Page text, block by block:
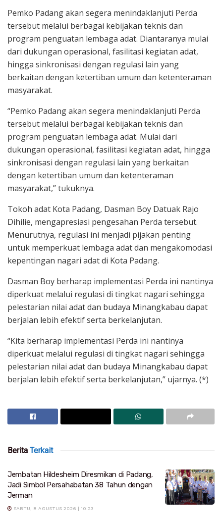
Pemko Padang akan segera menindaklanjuti Perda
tersebut melalui berbagai kebijakan teknis dan
program penguatan lembaga adat. Diantaranya mulai
dari dukungan operasional, fasilitasi kegiatan adat,
hingga sinkronisasi dengan regulasi lain yang
berkaitan dengan ketertiban umum dan ketenteraman
masyarakat.
“Pemko Padang akan segera menindaklanjuti Perda
tersebut melalui berbagai kebijakan teknis dan
program penguatan lembaga adat. Mulai dari
dukungan operasional, fasilitasi kegiatan adat, hingga
sinkronisasi dengan regulasi lain yang berkaitan
dengan ketertiban umum dan ketenteraman
masyarakat,” tukuknya.
Tokoh adat Kota Padang, Dasman Boy Datuak Rajo
Dihilie, mengapresiasi pengesahan Perda tersebut.
Menurutnya, regulasi ini menjadi pijakan penting
untuk memperkuat lembaga adat dan mengakomodasi
kepentingan nagari adat di Kota Padang.
Dasman Boy berharap implementasi Perda ini nantinya
diperkuat melalui regulasi di tingkat nagari sehingga
pelestarian nilai adat dan budaya Minangkabau dapat
berjalan lebih efektif serta berkelanjutan.
“Kita berharap implementasi Perda ini nantinya
diperkuat melalui regulasi di tingkat nagari sehingga
pelestarian nilai adat dan budaya Minangkabau dapat
berjalan lebih efektif serta berkelanjutan,” ujarnya. (*)
Berita Terkait
Jembatan Hildesheim Diresmikan di Padang,
Jadi Simbol Persahabatan 38 Tahun dengan
Jerman
SABTU, 8 AGUSTUS 2026 | 10:23